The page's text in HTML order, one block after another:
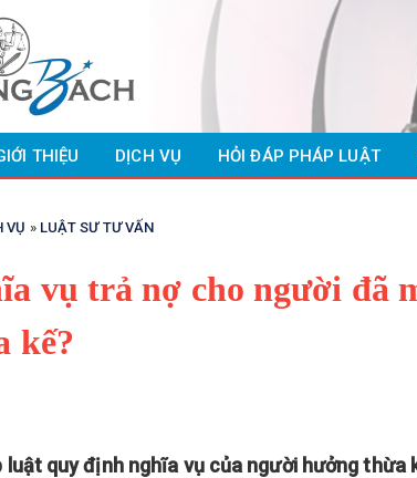
THIỆU DỊCH VỤ HỎI ĐÁP PHÁP LUẬT
VỤ » LUẬT SƯ TƯ VẤN
vụ trả nợ cho người đã
kế?
luật quy định nghĩa vụ của người hưởng